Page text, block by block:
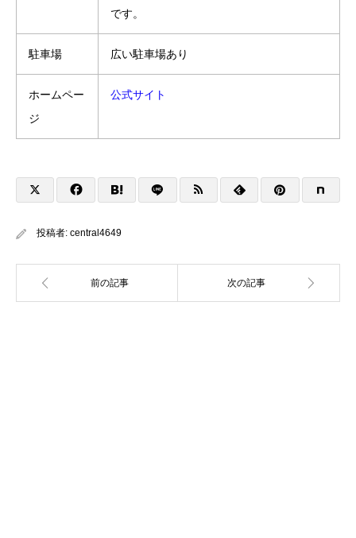
です。
駐車場 広い駐車場あり
ホームペー
ジ
公式サイト
投稿者: central4649